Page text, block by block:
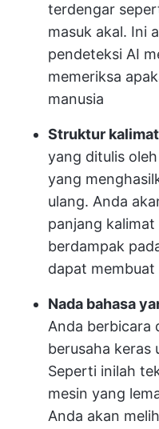
terdengar
masuk akal. Ini
pendeteksi AI
memeriksa
manusia
Struktur
yang ditulis
yang
ulang. Anda
panjang
berdampak
dapat
Nada bahasa
Anda berbicara
berusaha keras
Seperti inilah
mesin yang
Anda akan